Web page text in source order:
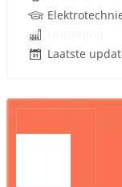
Laatste